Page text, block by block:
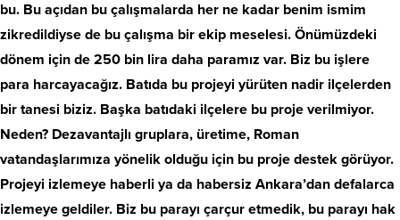
bu. Bu açıdan bu çalışmalarda her ne kadar benim ismim
zikredildiyse de bu çalışma bir ekip meselesi. Önümüzdeki
dönem için de 250 bin lira daha paramız var. Biz bu işlere
para harcayacağız. Batıda bu projeyi yürüten nadir ilçelerden
bir tanesi biziz. Başka batıdaki ilçelere bu proje verilmiyor.
Neden? Dezavantajlı gruplara, üretime, Roman
vatandaşlarımıza yönelik olduğu için bu proje destek görüyor.
Projeyi izlemeye haberli ya da habersiz Ankara’dan defalarca
izlemeye geldiler. Biz bu parayı çarçur etmedik, bu parayı hak